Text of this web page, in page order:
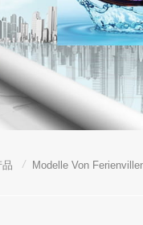
品 / Modelle Von